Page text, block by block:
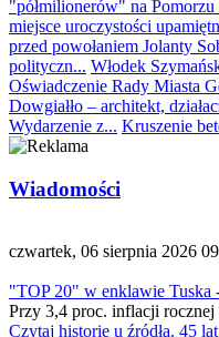
"półmilionerów" na Pomorzu
miejsce uroczystości
przed powołaniem Jolanty
polityczn... Włodek
Oświadczenie Rady Miasta
Dowgiałło – architekt,
Wydarzenie z... Kruszenie
Wiadomości
czwartek, 06 sierpnia 2026
"TOP 20" w enklawie Tuska
Przy 3,4 proc. inflacji
Czytaj historię u źródła. 45